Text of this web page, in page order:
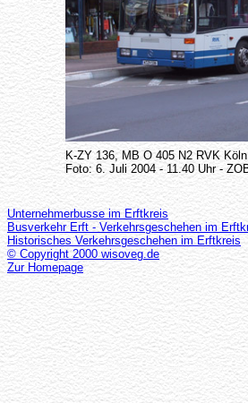
K-ZY 136, MB O 405 N2 RVK
Foto: 6. Juli 2004 - 11.40 Uhr -
Unternehmerbusse im Erftkreis
Busverkehr Erft - Verkehrsgeschehen im
Historisches Verkehrsgeschehen im Erftkreis
© Copyright 2000 wisoveg.de
Zur Homepage